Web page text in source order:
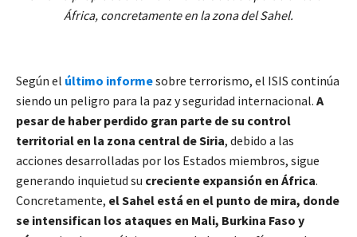
África, concretamente en la zona del Sahel.
Según el último informesobre terrorismo, el ISIS continúa
siendo un peligro para la paz y seguridad internacional. A
pesar de haber perdido gran parte de su control
territorial en la zona central de Siria, debido a las
acciones desarrolladas por los Estados miembros, sigue
generando inquietud su creciente expansión en África.
Concretamente, el Sahel está en el punto de mira, donde
se intensifican los ataques en Mali, Burkina Faso y